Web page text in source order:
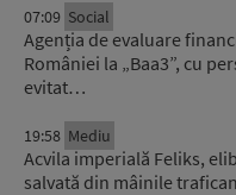
07:09 Social
Agenția de evaluare
României la „Baa3”, cu
evitat…
19:58 Mediu
Acvila imperială Feliks,
salvată din mâinile